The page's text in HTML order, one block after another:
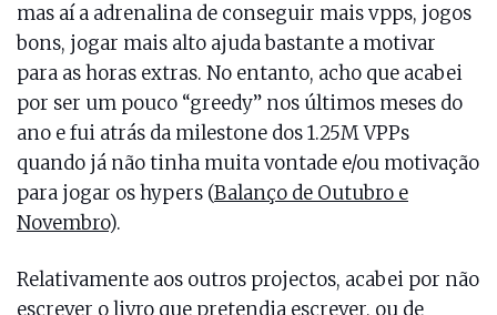
mas aí a adrenalina de conseguir mais vpps, jogos
bons, jogar mais alto ajuda bastante a motivar
para as horas extras. No entanto, acho que acabei
por ser um pouco “greedy” nos últimos meses do
ano e fui atrás da milestone dos 1.25M VPPs
quando já não tinha muita vontade e/ou motivação
para jogar os hypers (Balanço de Outubro e
Novembro).
Relativamente aos outros projectos, acabei por não
escrever o livro que pretendia escrever, ou de